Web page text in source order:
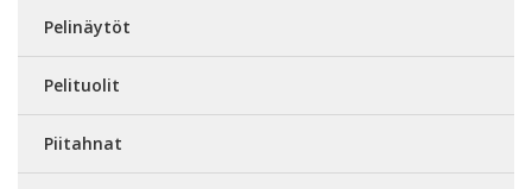
Pelinäytöt
Pelituolit
Piitahnat